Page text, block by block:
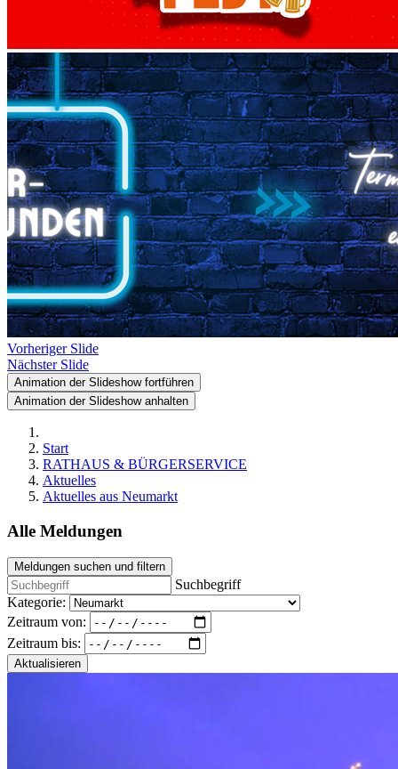
Vorheriger Slide
Nächster Slide
Animation der Slideshow fortführen
Animation der Slideshow anhalten
Start
RATHAUS & BÜRGERSERVICE
Aktuelles
Aktuelles aus Neumarkt
Alle Meldungen
Meldungen suchen und filtern
Suchbegriff
Kategorie:
Zeitraum von:
Zeitraum bis:
Aktualisieren